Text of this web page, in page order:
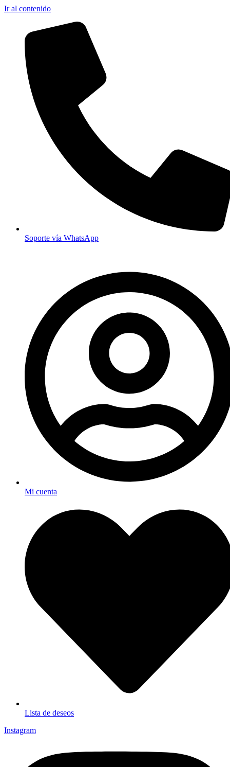
Ir al contenido
Soporte vía WhatsApp
Mi cuenta
Lista de deseos
Instagram